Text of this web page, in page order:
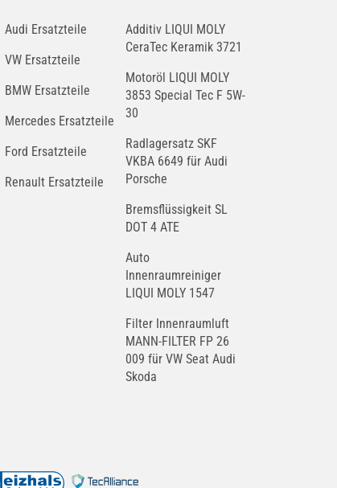
Audi Ersatzteile
VW Ersatzteile
BMW Ersatzteile
Mercedes Ersatzteile
Ford Ersatzteile
Renault Ersatzteile
Additiv LIQUI MOLY
CeraTec Keramik 3721
Motoröl LIQUI MOLY
3853 Special Tec F 5W-
30
Radlagersatz SKF
VKBA 6649 für Audi
Porsche
Bremsflüssigkeit SL
DOT 4 ATE
Auto
Innenraumreiniger
LIQUI MOLY 1547
Filter Innenraumluft
MANN-FILTER FP 26
009 für VW Seat Audi
Skoda